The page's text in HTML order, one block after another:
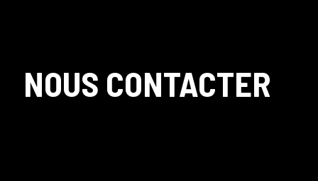
NOUS CONTACTER